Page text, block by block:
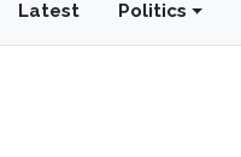
Latest Politics